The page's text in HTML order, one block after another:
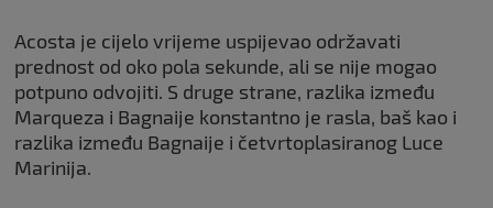
Acosta je cijelo vrijeme uspijevao održavati
prednost od oko pola sekunde, ali se nije mogao
potpuno odvojiti. S druge strane, razlika između
Marqueza i Bagnaije konstantno je rasla, baš kao i
razlika između Bagnaije i četvrtoplasiranog Luce
Marinija.